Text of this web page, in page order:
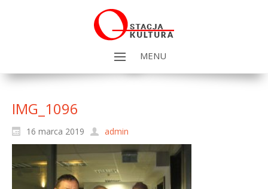
MENU
IMG_1096
16 marca 2019 admin